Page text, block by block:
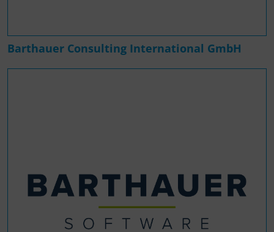
Barthauer Consulting International GmbH